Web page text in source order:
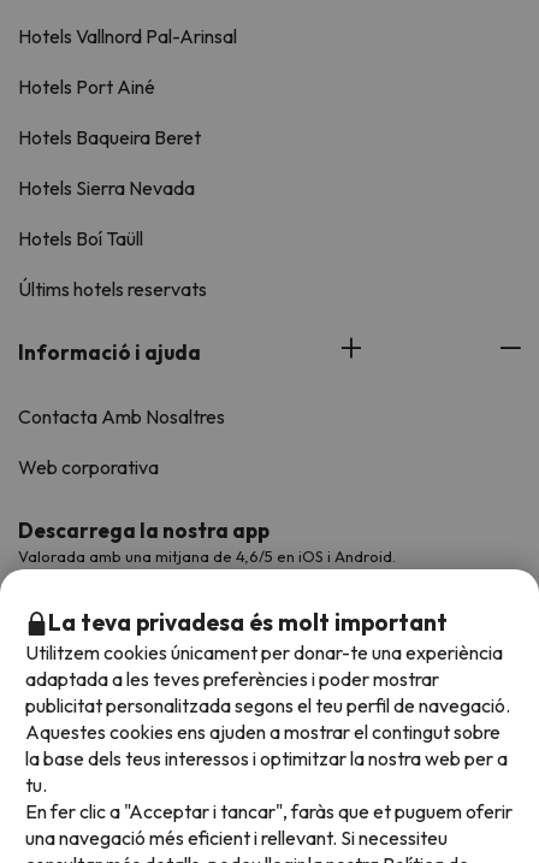
Hotels Vallnord Pal-Arinsal
Hotels Port Ainé
Hotels Baqueira Beret
Hotels Sierra Nevada
Hotels Boí Taüll
Últims hotels reservats
Informació i ajuda
Contacta Amb Nosaltres
Web corporativa
Descarrega la nostra app
Valorada amb una mitjana de 4,6/5 en iOS i Android.
Acceptem
La teva privadesa és molt important
Utilitzem cookies únicament per donar-te una experiència
adaptada a les teves preferències i poder mostrar
publicitat personalitzada segons el teu perfil de navegació.
Aquestes cookies ens ajuden a mostrar el contingut sobre
la base dels teus interessos i optimitzar la nostra web per a
tu.
En fer clic a "Acceptar i tancar", faràs que et puguem oferir
una navegació més eficient i rellevant. Si necessiteu